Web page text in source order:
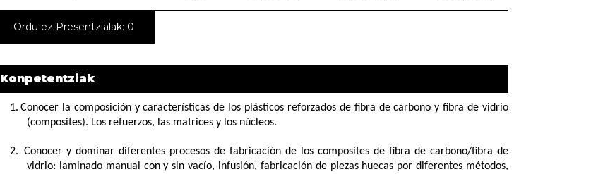
Ordu ez Presentzialak: 0
Konpetentziak
1. Conocer la composición y características de los plásticos reforzados de fibra de carbono y fibra de vidrio
(composites). Los refuerzos, las matrices y los núcleos.
2. Conocer y dominar diferentes procesos de fabricación de los composites de fibra de carbono/fibra de
vidrio: laminado manual con y sin vacío, infusión, fabricación de piezas huecas por diferentes métodos,